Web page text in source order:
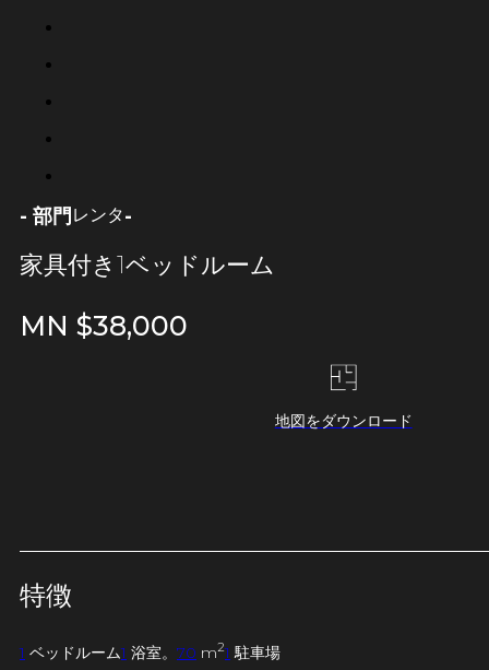
- 部門 レンタ-
家具付き1ベッドルーム
MN $38,000
地図をダウンロード
特徴
1 ベッドルーム1 浴室。 70 m21 駐車場